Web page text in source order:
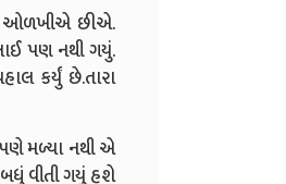
ઓળખીએ છીએ.
પણ નથી ગયું.
કર્યું છે.તારા
મળ્યા નથી એ
વીતી ગયું હશે